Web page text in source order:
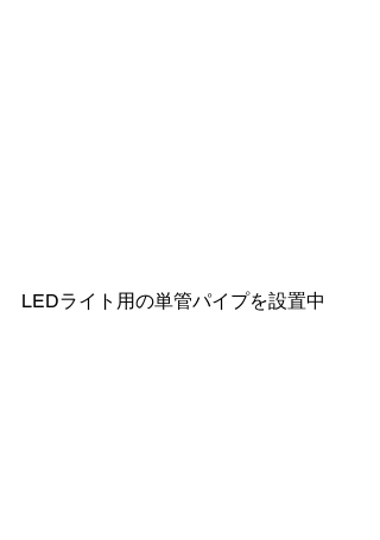
LEDライト用の単管パイプを設置中